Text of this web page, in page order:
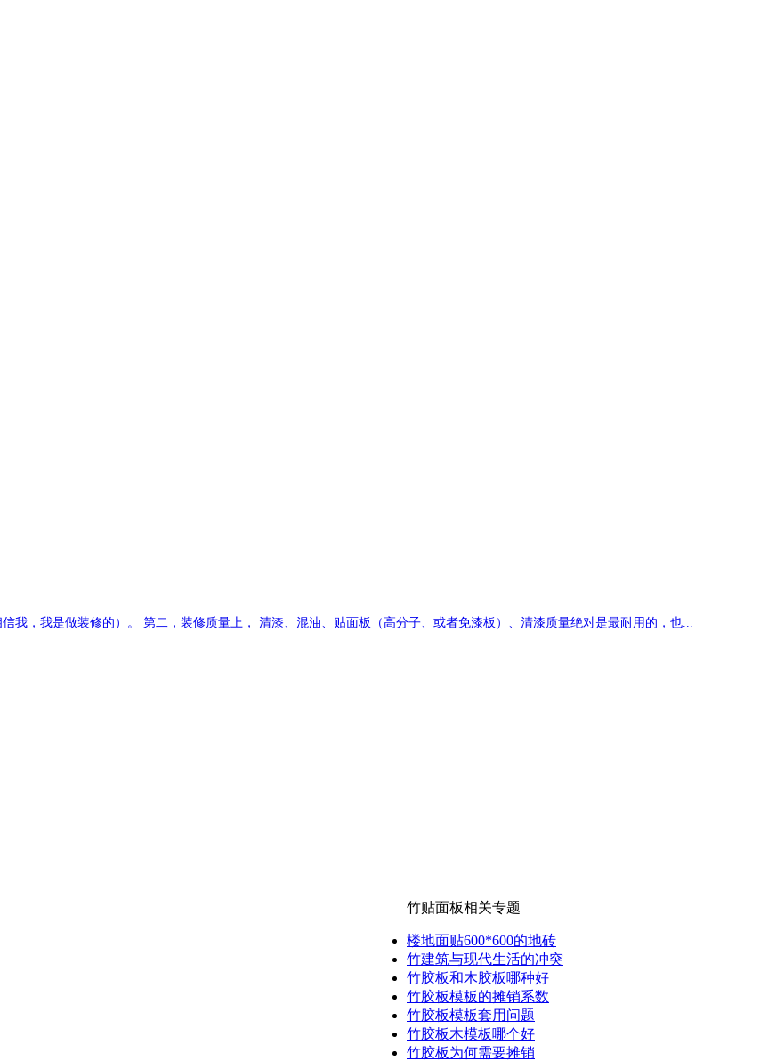
我，我是做装修的）。 第二，装修质量上， 清漆、混油、贴面板（高分子、或者免漆板）、清漆质量绝对是最耐用的，也...
竹贴面板相关专题
楼地面贴600*600的地砖
竹建筑与现代生活的冲突
竹胶板和木胶板哪种好
竹胶板模板的摊销系数
竹胶板模板套用问题
竹胶板木模板哪个好
竹胶板为何需要摊销